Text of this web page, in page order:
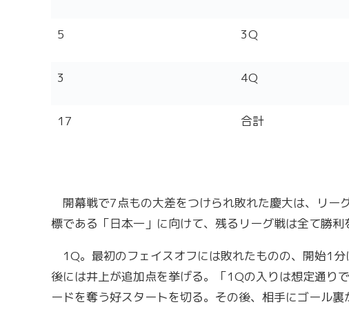
5 3Q
3 4Q
17 合計
開幕戦で7点もの大差をつけられ敗れた慶大は、リー
標である「日本一」に向けて、残るリーグ戦は全て勝利
1Q。最初のフェイスオフには敗れたものの、開始1
後には井上が追加点を挙げる。「1Qの入りは想定通り
ードを奪う好スタートを切る。その後、相手にゴール